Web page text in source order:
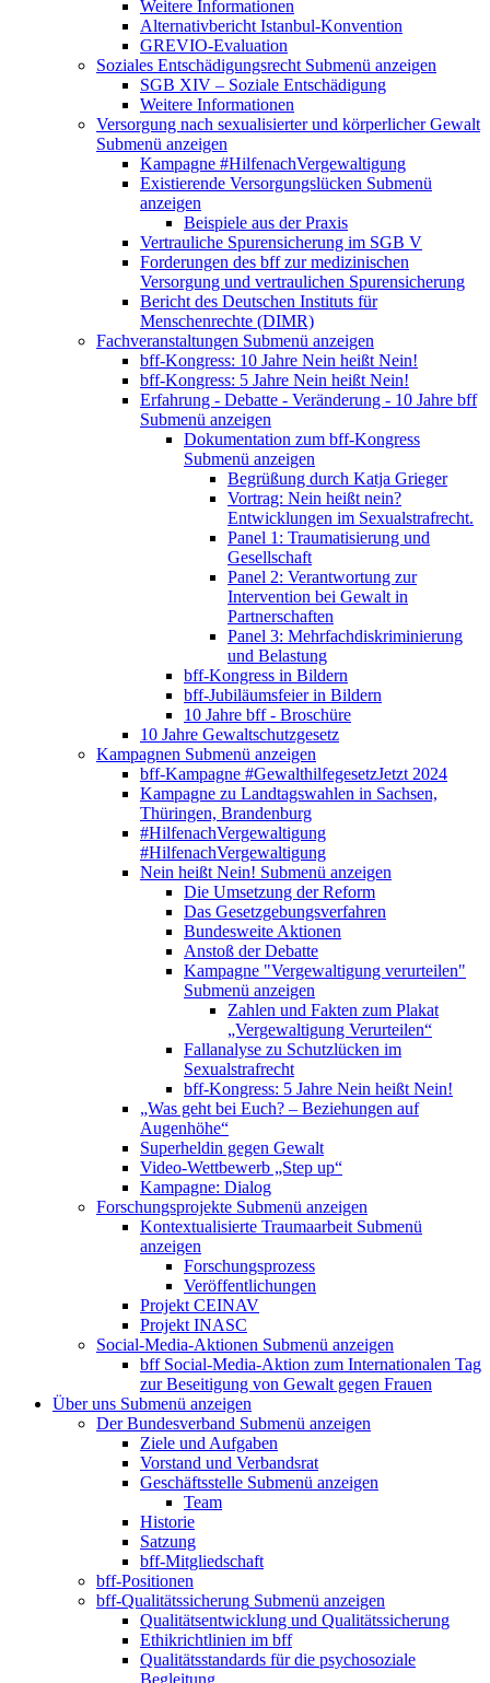
Weitere Informationen
Alternativbericht Istanbul-Konvention
GREVIO-Evaluation
Soziales Entschädigungsrecht Submenü anzeigen
SGB XIV – Soziale Entschädigung
Weitere Informationen
Versorgung nach sexualisierter und körperlicher Gewalt
Submenü anzeigen
Kampagne #HilfenachVergewaltigung
Existierende Versorgungslücken Submenü
anzeigen
Beispiele aus der Praxis
Vertrauliche Spurensicherung im SGB V
Forderungen des bff zur medizinischen
Versorgung und vertraulichen Spurensicherung
Bericht des Deutschen Instituts für
Menschenrechte (DIMR)
Fachveranstaltungen Submenü anzeigen
bff-Kongress: 10 Jahre Nein heißt Nein!
bff-Kongress: 5 Jahre Nein heißt Nein!
Erfahrung - Debatte - Veränderung - 10 Jahre bff
Submenü anzeigen
Dokumentation zum bff-Kongress
Submenü anzeigen
Begrüßung durch Katja Grieger
Vortrag: Nein heißt nein?
Entwicklungen im Sexualstrafrecht.
Panel 1: Traumatisierung und
Gesellschaft
Panel 2: Verantwortung zur
Intervention bei Gewalt in
Partnerschaften
Panel 3: Mehrfachdiskriminierung
und Belastung
bff-Kongress in Bildern
bff-Jubiläumsfeier in Bildern
10 Jahre bff - Broschüre
10 Jahre Gewaltschutzgesetz
Kampagnen Submenü anzeigen
bff-Kampagne #GewalthilfegesetzJetzt 2024
Kampagne zu Landtagswahlen in Sachsen,
Thüringen, Brandenburg
#HilfenachVergewaltigung
#HilfenachVergewaltigung
Nein heißt Nein! Submenü anzeigen
Die Umsetzung der Reform
Das Gesetzgebungsverfahren
Bundesweite Aktionen
Anstoß der Debatte
Kampagne "Vergewaltigung verurteilen"
Submenü anzeigen
Zahlen und Fakten zum Plakat
„Vergewaltigung Verurteilen“
Fallanalyse zu Schutzlücken im
Sexualstrafrecht
bff-Kongress: 5 Jahre Nein heißt Nein!
„Was geht bei Euch? – Beziehungen auf
Augenhöhe“
Superheldin gegen Gewalt
Video-Wettbewerb „Step up“
Kampagne: Dialog
Forschungsprojekte Submenü anzeigen
Kontextualisierte Traumaarbeit Submenü
anzeigen
Forschungsprozess
Veröffentlichungen
Projekt CEINAV
Projekt INASC
Social-Media-Aktionen Submenü anzeigen
bff Social-Media-Aktion zum Internationalen Tag
zur Beseitigung von Gewalt gegen Frauen
Über uns Submenü anzeigen
Der Bundesverband Submenü anzeigen
Ziele und Aufgaben
Vorstand und Verbandsrat
Geschäftsstelle Submenü anzeigen
Team
Historie
Satzung
bff-Mitgliedschaft
bff-Positionen
bff-Qualitätssicherung Submenü anzeigen
Qualitätsentwicklung und Qualitätssicherung
Ethikrichtlinien im bff
Qualitätsstandards für die psychosoziale
Begleitung